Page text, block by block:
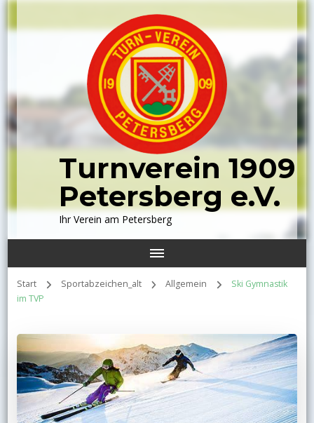
Turnverein 1909
Petersberg e.V.
Ihr Verein am Petersberg
Start Sportabzeichen_alt Allgemein
Ski Gymnastik
im TVP